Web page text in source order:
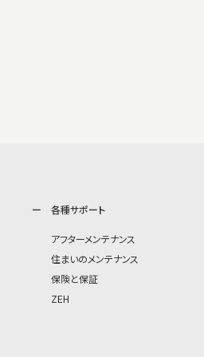
各種サポート
アフターメンテナンス
住まいのメンテナンス
保険と保証
ZEH